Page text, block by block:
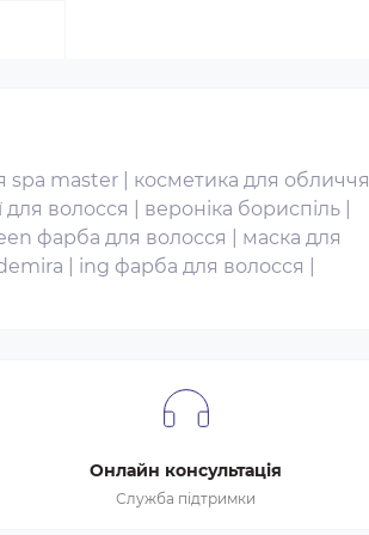
spa master
косметика для обличчя
для волосся
вероніка бориспіль
фарба для волосся
маска для
ing фарба для волосся
Онлайн консультація
Служба підтримки